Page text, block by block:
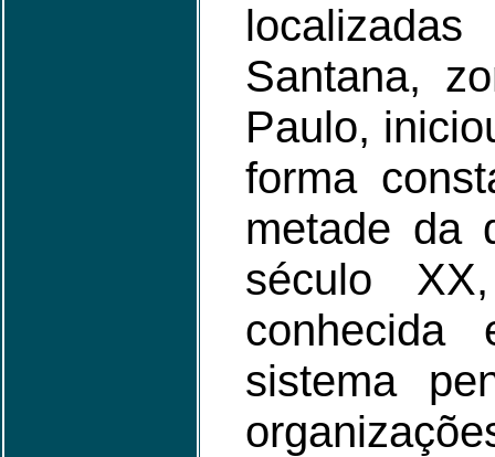
Santana,
Paulo,
forma
metade da
século
conhecida
sistema